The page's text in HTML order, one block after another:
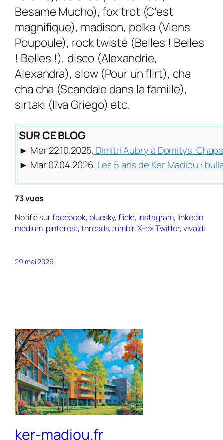
Besame Mucho), fox trot (C’est
magnifique), madison, polka (Viens
Poupoule), rock twisté (Belles ! Belles
! Belles !), disco (Alexandrie,
Alexandra), slow (Pour un flirt), cha
cha cha (Scandale dans la famille),
sirtaki (Ilva Griego) etc.
SUR CE BLOG
► Mer 22.10.2025. Dimitri Aubry à Domitys.
► Mar 07.04.2026. Les 5 ans de Ker Madiou :
73 vues
Notifié surfacebook, bluesky,flickr, instagram, linkedin
medium, pinterest,threads,tumblr,X-ex Twitter,vivaldi
29 mai 2026
ker-madiou.fr